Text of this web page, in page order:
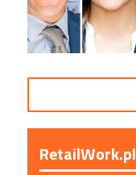
RetailWork.pl